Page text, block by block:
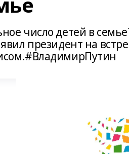
число детей в
президент на